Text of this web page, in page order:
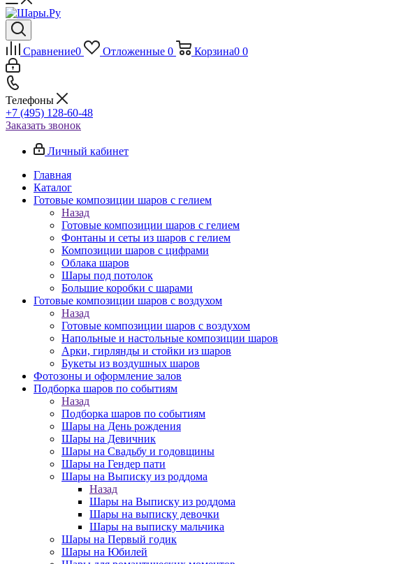
Сравнение0 Отложенные 0 Корзина0 0
Телефоны
+7 (495) 128-60-48
Заказать звонок
Личный кабинет
Главная
Каталог
Готовые композиции шаров с гелием
Назад
Готовые композиции шаров с гелием
Фонтаны и сеты из шаров с гелием
Композиции шаров с цифрами
Облака шаров
Шары под потолок
Большие коробки с шарами
Готовые композиции шаров с воздухом
Назад
Готовые композиции шаров с воздухом
Напольные и настольные композиции шаров
Арки, гирлянды и стойки из шаров
Букеты из воздушных шаров
Фотозоны и оформление залов
Подборка шаров по событиям
Назад
Подборка шаров по событиям
Шары на День рождения
Шары на Девичник
Шары на Свадьбу и годовщины
Шары на Гендер пати
Шары на Выписку из роддома
Назад
Шары на Выписку из роддома
Шары на выписку девочки
Шары на выписку мальчика
Шары на Первый годик
Шары на Юбилей